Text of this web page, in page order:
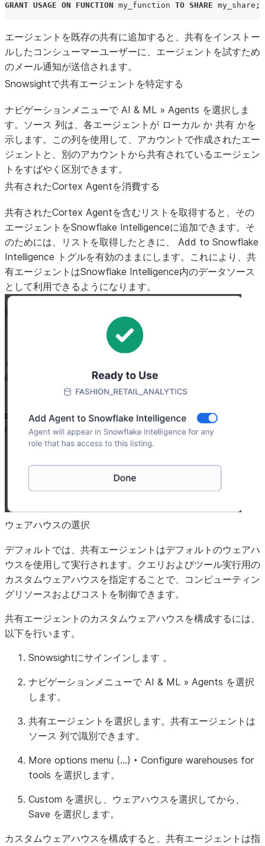
GRANT USAGE ON FUNCTION my_function TO SHARE my_share ;
エージェントを既存の共有に追加すると、共有をインストー
ルしたコンシューマーユーザーに、エージェントを試すため
のメール通知が送信されます。
Snowsightで共有エージェントを特定する
ナビゲーションメニューで AI & ML » Agents を選択しま
す。 ソース 列は、各エージェントが ローカル か 共有 かを
示します。この列を使用して、アカウントで作成されたエー
ジェントと、別のアカウントから共有されているエージェン
トをすばやく区別できます。
共有されたCortex Agentを消費する
共有されたCortex Agentを含むリストを取得すると、その
エージェントをSnowflake Intelligenceに追加できます。そ
のためには、リストを取得したときに、 Add to Snowflake
Intelligence トグルを有効のままにします。これにより、共
有エージェントはSnowflake Intelligence内のデータソース
として利用できるようになります。
ウェアハウスの選択
デフォルトでは、共有エージェントはデフォルトのウェアハ
ウスを使用して実行されます。クエリおよびツール実行用の
カスタムウェアハウスを指定することで、コンピューティン
グリソースおよびコストを制御できます。
共有エージェントのカスタムウェアハウスを構成するには、
以下を行います。
Snowsightにサインインします 。
ナビゲーションメニューで AI & ML » Agents を選択
します。
共有エージェントを選択します。共有エージェントは
ソース 列で識別できます。
More options menu (...) ‣ Configure warehouses for
tools を選択します。
Custom を選択し、ウェアハウスを選択してから、
Save を選択します。
カスタムウェアハウスを構成すると、共有エージェントは指